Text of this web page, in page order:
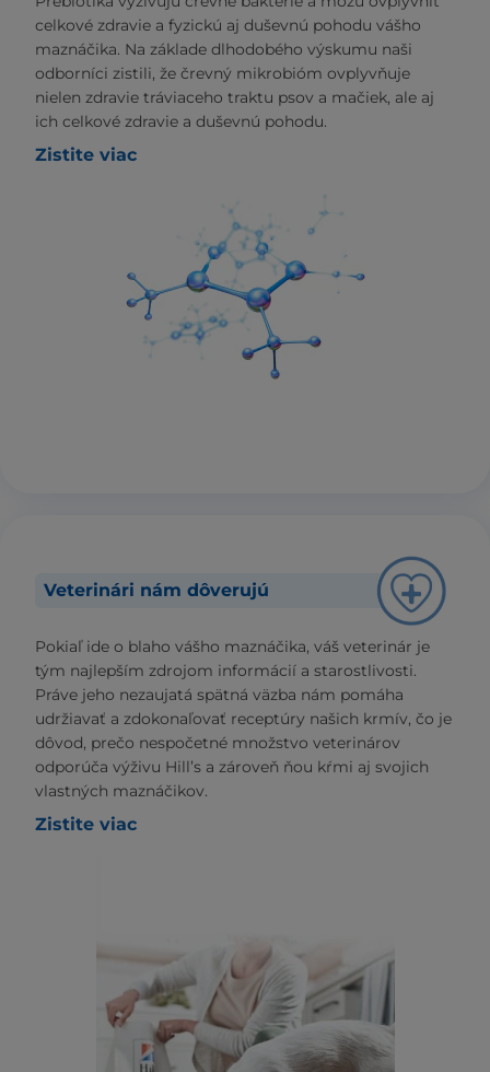
celkové zdravie a fyzickú aj duševnú pohodu vášho
maznáčika. Na základe dlhodobého výskumu naši
odborníci zistili, že črevný mikrobióm ovplyvňuje
nielen zdravie tráviaceho traktu psov a mačiek, ale aj
ich celkové zdravie a duševnú pohodu.
Zistite viac
Veterinári nám dôverujú
Pokiaľ ide o blaho vášho maznáčika, váš veterinár je
tým najlepším zdrojom informácií a starostlivosti.
Práve jeho nezaujatá spätná väzba nám pomáha
udržiavať a zdokonaľovať receptúry našich krmív, čo je
dôvod, prečo nespočetné množstvo veterinárov
odporúča výživu Hill’s a zároveň ňou kŕmi aj svojich
vlastných maznáčikov.
Zistite viac